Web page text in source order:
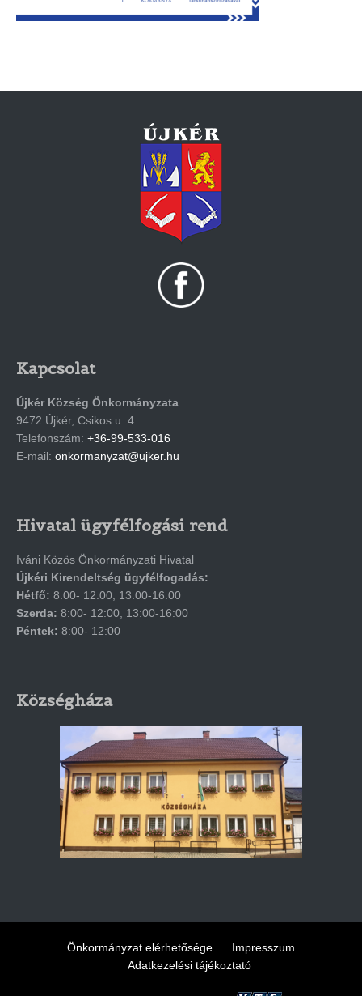
Kapcsolat
Újkér Község Önkormányzata
9472 Újkér, Csikos u. 4.
Telefonszám: +36-99-533-016
E-mail: onkormanyzat@ujker.hu
Hivatal ügyfélfogási rend
Iváni Közös Önkormányzati Hivatal
Újkéri Kirendeltség ügyfélfogadás:
Hétfő: 8:00- 12:00, 13:00-16:00
Szerda: 8:00- 12:00, 13:00-16:00
Péntek: 8:00- 12:00
Községháza
Önkormányzat elérhetősége
Impresszum
Adatkezelési tájékoztató